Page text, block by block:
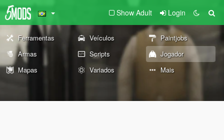
Show Adult Login
Ferramentas Veículos
Paintjobs
Armas
Scripts
Jogador
Mapas
Variados Mais